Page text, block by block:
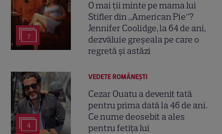
7
O mai ții minte pe mama lui
Stifler din „American Pie”?
Jennifer Coolidge, la 64 de ani,
dezvăluie greșeala pe care o
regretă și astăzi
4
VEDETE ROMÂNEŞTI
Cezar Ouatu a devenit tată
pentru prima dată la 46 de ani.
Ce nume deosebit a ales
pentru fetița lui